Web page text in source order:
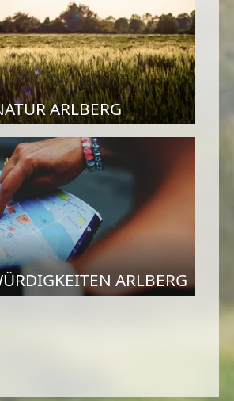
ARLBERG
ARLBERG